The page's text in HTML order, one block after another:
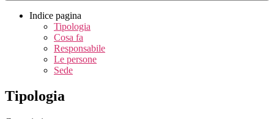
Indice pagina
Tipologia
Cosa fa
Responsabile
Le persone
Sede
Tipologia